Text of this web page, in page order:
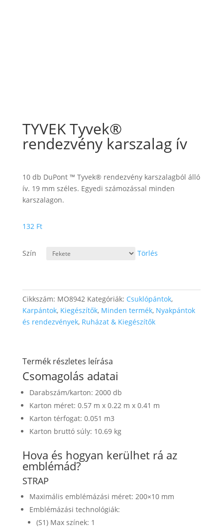
TYVEK Tyvek®
rendezvény karszalag ív
10 db DuPont ™ Tyvek® rendezvény karszalagból álló
ív. 19 mm széles. Egyedi számozással minden
karszalagon.
132 Ft
Szín Törlés
Cikkszám: MO8942 Kategóriák: Csuklópántok,
Karpántok, Kiegészítők, Minden termék, Nyakpántok
és rendezvények, Ruházat & Kiegészítők
Termék részletes leírása
Csomagolás adatai
Darabszám/karton: 2000 db
Karton méret: 0.57 m x 0.22 m x 0.41 m
Karton térfogat: 0.051 m3
Karton bruttó súly: 10.69 kg
Hova és hogyan kerülhet rá az
emblémád?
STRAP
Maximális emblémázási méret: 200×10 mm
Emblémázási technológiák:
(S1) Max színek: 1